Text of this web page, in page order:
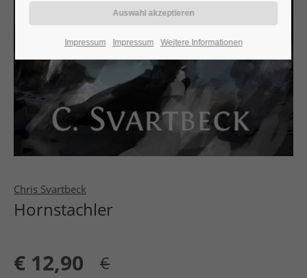
Chris Svartbeck
Hornstachler
€ 12,90 €
Impressum Impressum Weitere Informationen